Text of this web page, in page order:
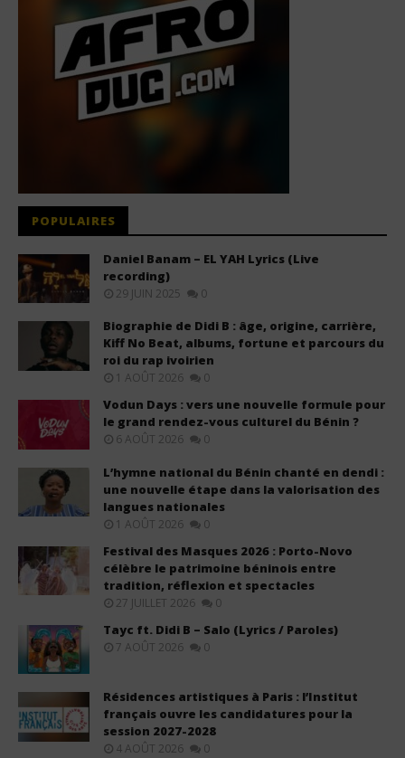
POPULAIRES
Daniel Banam – EL YAH Lyrics (Live
recording)
29 JUIN 2025 0
Biographie de Didi B : âge, origine, carrière,
Kiff No Beat, albums, fortune et parcours du
roi du rap ivoirien
1 AOÛT 2026 0
Vodun Days : vers une nouvelle formule pour
le grand rendez-vous culturel du Bénin ?
6 AOÛT 2026 0
L’hymne national du Bénin chanté en dendi :
une nouvelle étape dans la valorisation des
langues nationales
1 AOÛT 2026 0
Festival des Masques 2026 : Porto-Novo
célèbre le patrimoine béninois entre
tradition, réflexion et spectacles
27 JUILLET 2026 0
Tayc ft. Didi B – Salo (Lyrics / Paroles)
7 AOÛT 2026 0
Résidences artistiques à Paris : l’Institut
français ouvre les candidatures pour la
session 2027-2028
4 AOÛT 2026 0